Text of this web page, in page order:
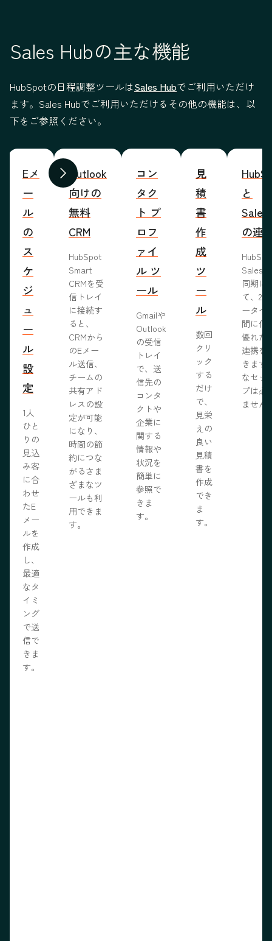
Sales Hubの主な機能
HubSpotの日程調整ツールはSales Hubでご利用いただけ
ます。Sales Hubでご利用いただけるその他の機能は、以
下をご参照ください。
前へ 次へ
Eメ
ー
ル
の
ス
ケ
ジ
ュ
ー
ル
設
定
1人
ひと
りの
見込
み客
に合
わせ
たE
メー
ルを
作成
し、
最適
なタ
イミ
ング
で送
信で
きま
す。
Outlook
向けの
無料
CRM
HubSpot
Smart
CRMを受
信トレイ
に接続す
ると、
CRMから
のEメー
ル送信、
チームの
共有アド
レスの設
定が可能
になり、
時間の節
約につな
がるさま
ざまなツ
ールも利
用できま
す。
コン
タク
ト プ
ロフ
ァイ
ル ツ
ール
Gmailや
Outlook
の受信
トレイ
で、送
信先の
コンタ
クトや
企業に
関する
情報や
状況を
簡単に
参照で
きま
す。
見
積
書
作
成
ツ
ー
ル
数回
クリ
ック
する
だけ
で、
見栄
えの
良い
見積
書を
作成
でき
ま
す。
と
の連
同期に
て、2
ータベ
間に信
優れた
連携を
きます
なセッ
プは必
ません